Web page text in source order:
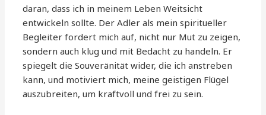
daran, dass ich in meinem Leben Weitsicht
entwickeln sollte. Der Adler als mein spiritueller
Begleiter fordert mich auf, nicht nur Mut zu zeigen,
sondern auch klug und mit Bedacht zu handeln. Er
spiegelt die Souveränität wider, die ich anstreben
kann, und motiviert mich, meine geistigen Flügel
auszubreiten, um kraftvoll und frei zu sein.